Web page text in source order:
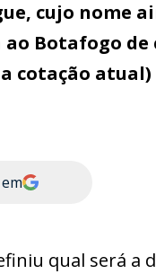
cujo nome
Botafogo de
cotação
qual será a